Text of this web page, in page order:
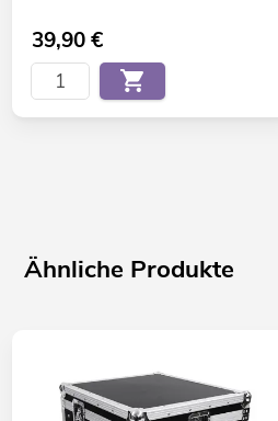
39,90€
Ähnliche Produkte